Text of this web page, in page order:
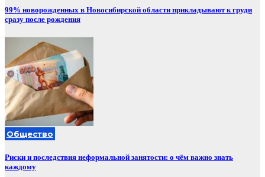
99% новорожденных в Новосибирской области прикладывают к груди
сразу после рождения
Общество
Риски и последствия неформальной занятости: о чём важно знать
каждому